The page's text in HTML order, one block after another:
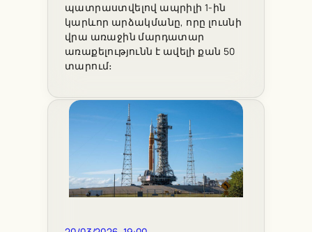
պատրաստվելով ապրիլի 1-ին
կարևոր արձակմանը, որը լուսնի
վրա առաջին մարդատար
առաքելությունն է ավելի քան 50
տարում։